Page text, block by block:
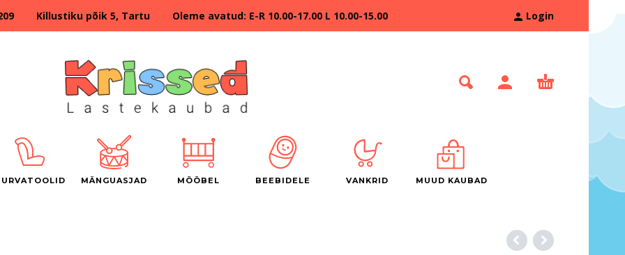
Killustiku põik 5, Tartu Oleme avatud: E-R 10.00-17.00 L 10.00-15.00 Login
MÄNGUASJAD MÖÖBEL BEEBIDELE VANKRID MUUD KAUBAD